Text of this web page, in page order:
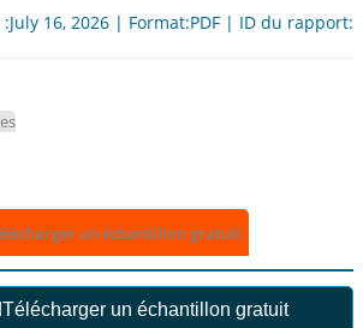
16, 2026 | Format:PDF | ID du rapport:
un échantillon gratuit
Télécharger un échantillon gratuit